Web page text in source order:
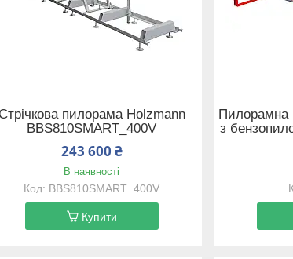
Стрічкова пилорама Holzmann
BBS810SMART_400V
243 600 ₴
В наявності
BBS810SMART_400V
Купити
Пилорамна
з